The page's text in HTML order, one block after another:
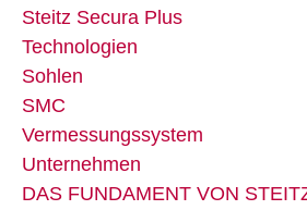
Steitz Secura Plus
Technologien
Sohlen
SMC
Vermessungssystem
Unternehmen
DAS FUNDAMENT VON